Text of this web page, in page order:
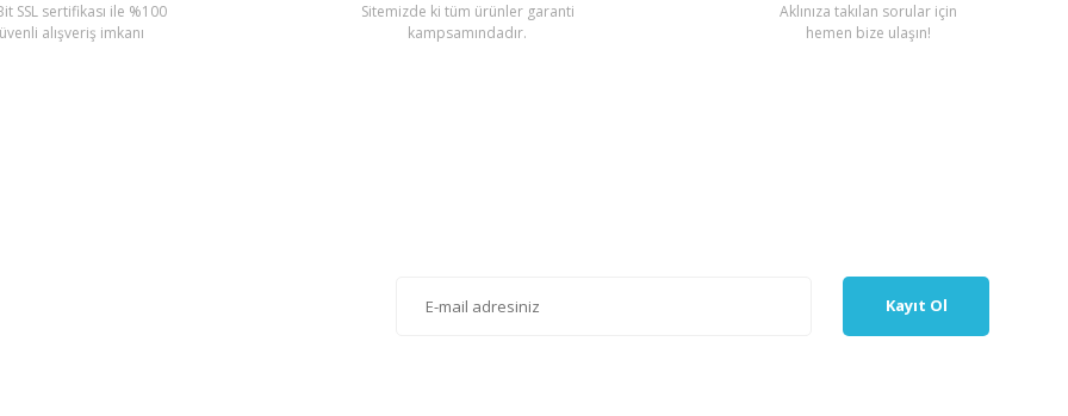
SSL sertifikası ile %100
alışveriş imkanı
Sitemizde ki tüm ürünler garanti
kampsamındadır.
Aklınıza takılan sorular için
hemen bize ulaşın!
Kayıt Ol